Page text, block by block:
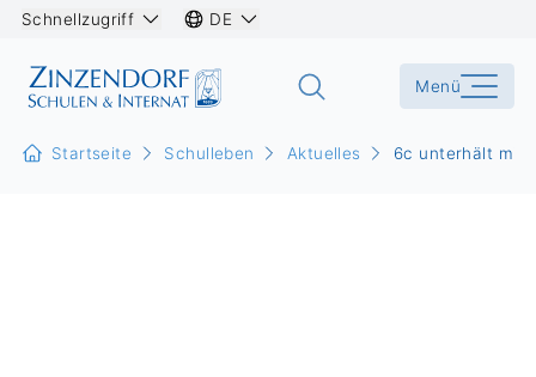
Schnellzugriff DE
Menü
Startseite Schulleben Aktuelles 6c unterhält mit